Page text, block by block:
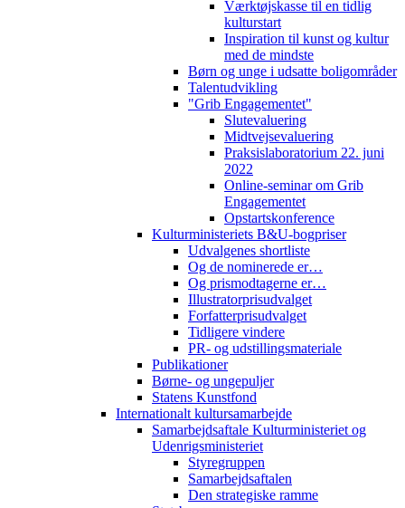
Værktøjskasse til en tidlig
kulturstart
Inspiration til kunst og kultur
med de mindste
Børn og unge i udsatte boligområder
Talentudvikling
"Grib Engagementet"
Slutevaluering
Midtvejsevaluering
Praksislaboratorium 22. juni
2022
Online-seminar om Grib
Engagementet
Opstartskonference
Kulturministeriets B&U-bogpriser
Udvalgenes shortliste
Og de nominerede er…
Og prismodtagerne er…
Illustratorprisudvalget
Forfatterprisudvalget
Tidligere vindere
PR- og udstillingsmateriale
Publikationer
Børne- og ungepuljer
Statens Kunstfond
Internationalt kultursamarbejde
Samarbejdsaftale Kulturministeriet og
Udenrigsministeriet
Styregruppen
Samarbejdsaftalen
Den strategiske ramme